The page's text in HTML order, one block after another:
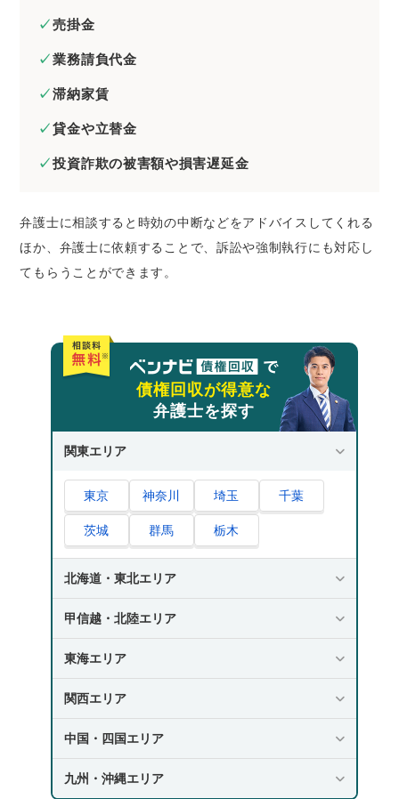
売掛金
業務請負代金
滞納家賃
貸金や立替金
投資詐欺の被害額や損害遅延金
弁護士に相談すると時効の中断などをアドバイスしてくれる
ほか、弁護士に依頼することで、訴訟や強制執行にも対応し
てもらうことができます。
債権回収が得意な
弁護士を探す
関東エリア
東京 神奈川 埼玉 千葉
茨城 群馬 栃木
北海道・東北エリア
甲信越・北陸エリア
東海エリア
関西エリア
中国・四国エリア
九州・沖縄エリア